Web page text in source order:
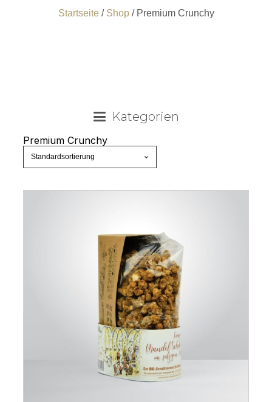
Startseite/ Shop/ Premium Crunchy
Kategorien
Premium Crunchy